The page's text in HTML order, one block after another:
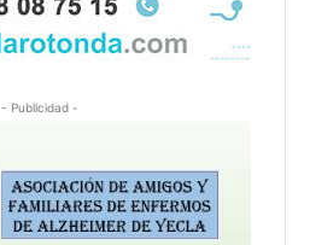
- Publicidad -